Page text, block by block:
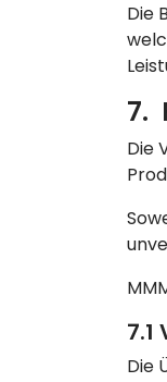
Die
7.
Die
Die